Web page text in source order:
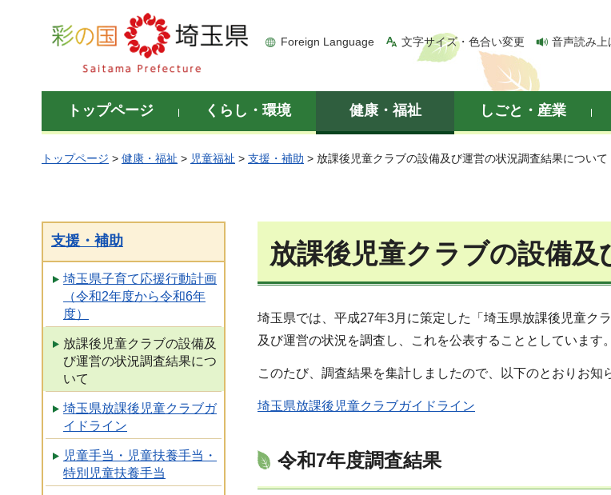
彩の国 埼玉県
Foreign Language 文字サイズ・色合い変更 音声読み上
トップページ くらし・環境 健康・福祉 しごと・産業
トップページ > 健康・福祉 > 児童福祉 > 支援・補助 > 放課後児童クラブの設備及び運営の状況調査結果について
支援・補助
埼玉県子育て応援行動計画
（令和2年度から令和6年
度）
放課後児童クラブの設備及
び運営の状況調査結果につ
いて
埼玉県放課後児童クラブガ
イドライン
児童手当・児童扶養手当・
特別児童扶養手当
放課後児童クラブの設備
埼玉県では、平成27年3月に策定した「埼玉県放課後児童ク
及び運営の状況を調査し、これを公表することとしています。
このたび、調査結果を集計しましたので、以下のとおりお知
埼玉県放課後児童クラブガイドライン
令和7年度調査結果